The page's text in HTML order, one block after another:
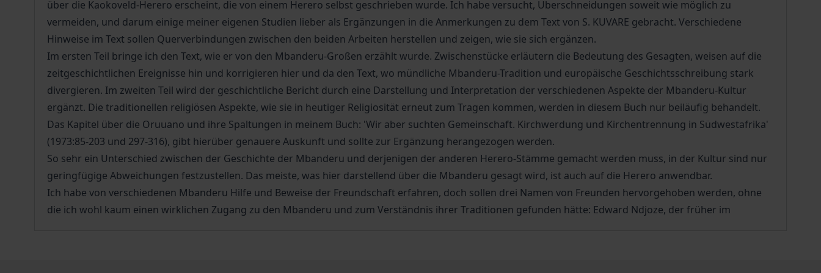
über die Kaokoveld-Herero erscheint, die von einem Herero selbst geschrieben wurde. Ich habe versucht, Überschneidungen soweit wie möglich zu
vermeiden, und darum einige meiner eigenen Studien lieber als Ergänzungen in die Anmerkungen zu dem Text von S. KUVARE gebracht. Verschiedene
Hinweise im Text sollen Querverbindungen zwischen den beiden Arbeiten herstellen und zeigen, wie sie sich ergänzen.
Im ersten Teil bringe ich den Text, wie er von den Mbanderu-Großen erzählt wurde. Zwischenstücke erläutern die Bedeutung des Gesagten, weisen auf die
zeitgeschichtlichen Ereignisse hin und korrigieren hier und da den Text, wo mündliche Mbanderu-Tradition und europäische Geschichtsschreibung stark
divergieren. Im zweiten Teil wird der geschichtliche Bericht durch eine Darstellung und Interpretation der verschiedenen Aspekte der Mbanderu-Kultur
ergänzt. Die traditionellen religiösen Aspekte, wie sie in heutiger Religiosität erneut zum Tragen kommen, werden in diesem Buch nur beiläufig behandelt.
Das Kapitel über die Oruuano und ihre Spaltungen in meinem Buch: 'Wir aber suchten Gemeinschaft. Kirchwerdung und Kirchentrennung in Südwestafrika'
(1973:85-203 und 297-316), gibt hierüber genauere Auskunft und sollte zur Ergänzung herangezogen werden.
So sehr ein Unterschied zwischen der Geschichte der Mbanderu und derjenigen der anderen Herero-Stämme gemacht werden muss, in der Kultur sind nur
geringfügige Abweichungen festzustellen. Das meiste, was hier darstellend über die Mbanderu gesagt wird, ist auch auf die Herero anwendbar.
Ich habe von verschiedenen Mbanderu Hilfe und Beweise der Freundschaft erfahren, doch sollen drei Namen von Freunden hervorgehoben werden, ohne
die ich wohl kaum einen wirklichen Zugang zu den Mbanderu und zum Verständnis ihrer Traditionen gefunden hätte: Edward Ndjoze, der früher im